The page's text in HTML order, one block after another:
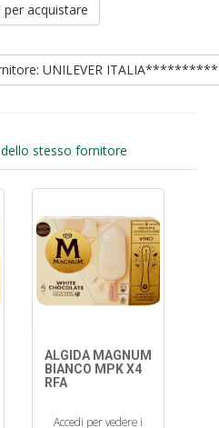
per acquistare
UNILEVER
stesso fornitore
ALGIDA MAGNUM
BIANCO MPK X4
RFA
Accedi per vedere i